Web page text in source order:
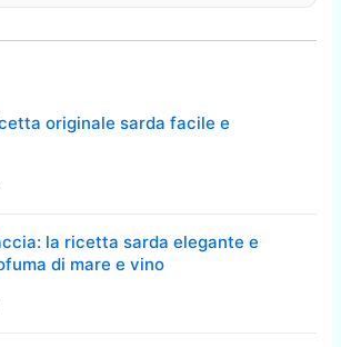
originale sarda facile e
la ricetta sarda elegante e
di mare e vino